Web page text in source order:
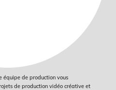
de production vous
de production vidéo créative et